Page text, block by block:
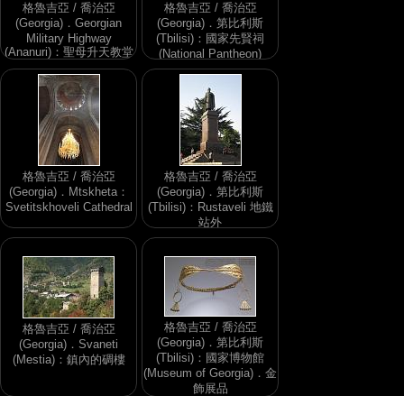
格魯吉亞 / 喬治亞
(Georgia)．Georgian
Military Highway
(Ananuri)：聖母升天教堂
(Church of the
Assumption)
格魯吉亞 / 喬治亞
(Georgia)．第比利斯
(Tbilisi)：國家先賢祠
(National Pantheon)
格魯吉亞 / 喬治亞
(Georgia)．Mtskheta：
Svetitskhoveli Cathedral
格魯吉亞 / 喬治亞
(Georgia)．第比利斯
(Tbilisi)：Rustaveli 地鐵
站外
格魯吉亞 / 喬治亞
(Georgia)．Svaneti
(Mestia)：鎮內的碉樓
格魯吉亞 / 喬治亞
(Georgia)．第比利斯
(Tbilisi)：國家博物館
(Museum of Georgia)．金
飾展品